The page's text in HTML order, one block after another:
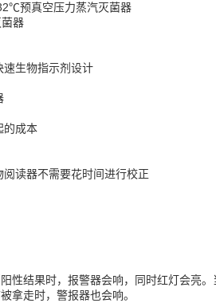
预真空压力蒸汽灭菌器
器
速生物指示剂设计
的成本
读器不需要花时间进行校正
性结果时，报警器会响，同时红灯会亮。
拿走时，警报器也会响。